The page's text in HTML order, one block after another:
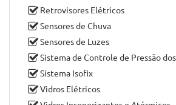
Retrovisores Elétricos
Sensores de Chuva
Sensores de Luzes
Sistema de Controle de Pressão
Sistema Isofix
Vidros Elétricos